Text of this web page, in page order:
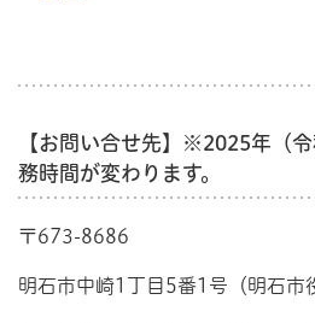
【お問い合せ先】※2025年（
務時間が変わります。
〒673-8686
明石市中崎1丁目5番1号（明石市